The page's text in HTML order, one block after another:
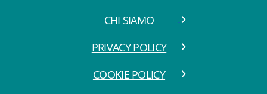
CHI SIAMO
PRIVACY POLICY
COOKIE POLICY